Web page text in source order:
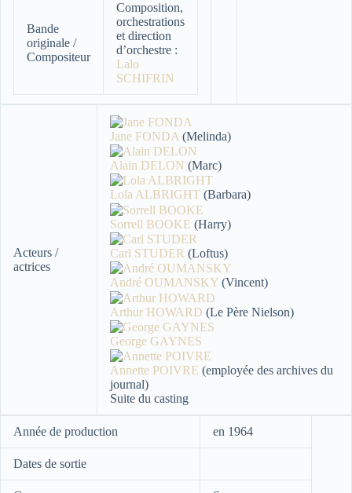
Bande
originale /
Compositeur
Composition,
orchestrations
et direction
d’orchestre :
Lalo
SCHIFRIN
Acteurs /
actrices
Jane FONDA (Melinda)
Alain DELON (Marc)
Lola ALBRIGHT (Barbara)
Sorrell BOOKE (Harry)
Carl STUDER (Loftus)
André OUMANSKY (Vincent)
Arthur HOWARD (Le Père Nielson)
George GAYNES
Annette POIVRE (employée des archives du
journal)
Suite du casting
Année de production en 1964
Dates de sortie